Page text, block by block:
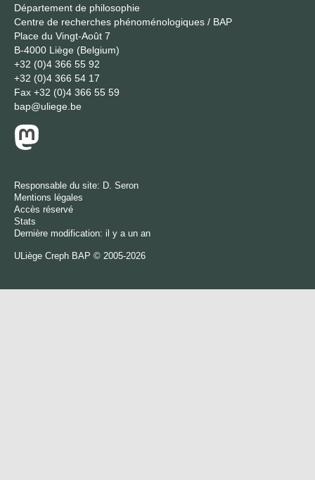
Département de philosophie
Centre de recherches phénoménologiques / BAP
Place du Vingt-Août 7
B-4000 Liège (Belgium)
+32 (0)4 366 55 92
+32 (0)4 366 54 17
Fax +32 (0)4 366 55 59
bap@uliege.be
Responsable du site: D. Seron
Mentions légales
Accès réservé
Stats
Dernière modification: il y a un an
ULiège Creph BAP © 2005-2026